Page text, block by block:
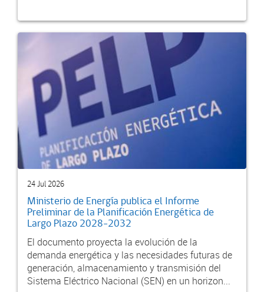
24 Jul 2026
Ministerio de Energía publica el Informe
Preliminar de la Planificación Energética de
Largo Plazo 2028-2032
El documento proyecta la evolución de la
demanda energética y las necesidades futuras de
generación, almacenamiento y transmisión del
Sistema Eléctrico Nacional (SEN) en un horizon...